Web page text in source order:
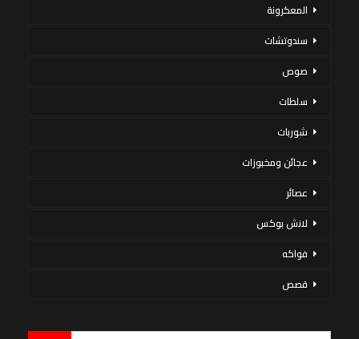
المعكرونة
سندوتشات
صوص
سلطات
شوربات
عجائن ومخبوزات
عصائر
لانش بوكس
فواكه
قصص